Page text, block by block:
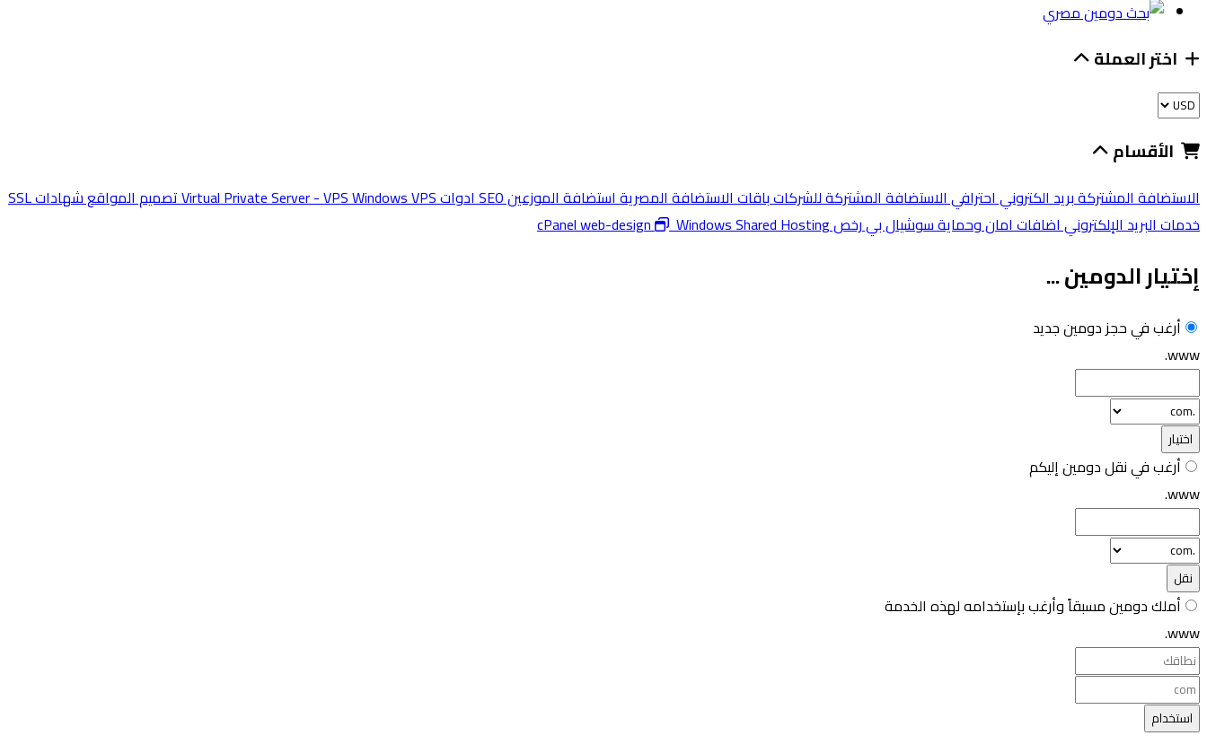
اختر العملة
الأقسام
الاستضافة المشتركةبريد الكتروني احترافيالاستضافة المشتركة للشركاتباقات الاستضافة المصريةاستضافة الموزعينSEO ادوات Virtual Private Server - VPSWindows VPS تصميم المواقعشهادات SSL
خدمات البريد الإلكترونياضافات امان وحمايةسوشيال بيرخص cPanel web-design Windows Shared Hosting
إختيار الدومين ...
أرغب في حجز دومين جديد
www.
اختيار
أرغب في نقل دومين إليكم
www.
نقل
أملك دومين مسبقاً وأرغب بإستخدامه لهذه الخدمة
www.
استخدام